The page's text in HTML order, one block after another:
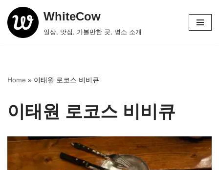
콘
텐
기
WhiteCow
일상, 맛집, 가볼만한 곳, 명소 소개
Home » 이태원 로코스 비비큐
이태원 로코스 비비큐